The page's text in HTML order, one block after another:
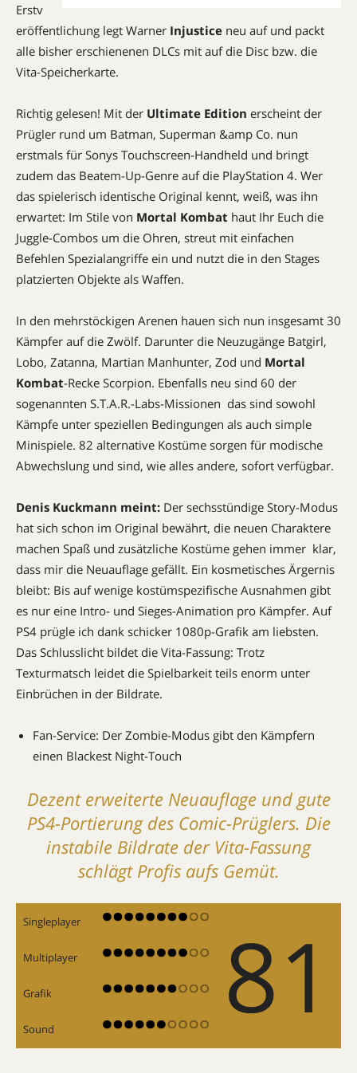
Erstv
eröffentlichung legt Warner Injustice neu auf und packt
alle bisher erschienenen DLCs mit auf die Disc bzw. die
Vita-Speicherkarte.
Richtig gelesen! Mit der Ultimate Edition erscheint der
Prügler rund um Batman, Superman &amp Co. nun
erstmals für Sonys Touchscreen-Handheld und bringt
zudem das Beatem-Up-Genre auf die PlayStation 4. Wer
das spielerisch identische Original kennt, weiß, was ihn
erwartet: Im Stile von Mortal Kombat haut Ihr Euch die
Juggle-Combos um die Ohren, streut mit einfachen
Befehlen Spezialangriffe ein und nutzt die in den Stages
platzierten Objekte als Waffen.
In den mehrstöckigen Arenen hauen sich nun insgesamt 30
Kämpfer auf die Zwölf. Darunter die Neuzugänge Batgirl,
Lobo, Zatanna, Martian Manhunter, Zod und Mortal
Kombat-Recke Scorpion. Ebenfalls neu sind 60 der
sogenannten S.T.A.R.-Labs-Missionen  das sind sowohl
Kämpfe unter speziellen Bedingungen als auch simple
Minispiele. 82 alternative Kostüme sorgen für modische
Abwechslung und sind, wie alles andere, sofort verfügbar.
Denis Kuckmann meint: Der sechsstündige Story-Modus
hat sich schon im Original bewährt, die neuen Charaktere
machen Spaß und zusätzliche Kostüme gehen immer  klar,
dass mir die Neuauflage gefällt. Ein kosmetisches Ärgernis
bleibt: Bis auf wenige kostümspezifische Ausnahmen gibt
es nur eine Intro- und Sieges-Animation pro Kämpfer. Auf
PS4 prügle ich dank schicker 1080p-Grafik am liebsten.
Das Schlusslicht bildet die Vita-Fassung: Trotz
Texturmatsch leidet die Spielbarkeit teils enorm unter
Einbrüchen in der Bildrate.
Fan-Service: Der Zombie-Modus gibt den Kämpfern
einen Blackest Night-Touch
Dezent erweiterte Neuauflage und gute
PS4-Portierung des Comic-Prüglers. Die
instabile Bildrate der Vita-Fassung
schlägt Profis aufs Gemüt.
Singleplayer 81
Multiplayer
Grafik
Sound